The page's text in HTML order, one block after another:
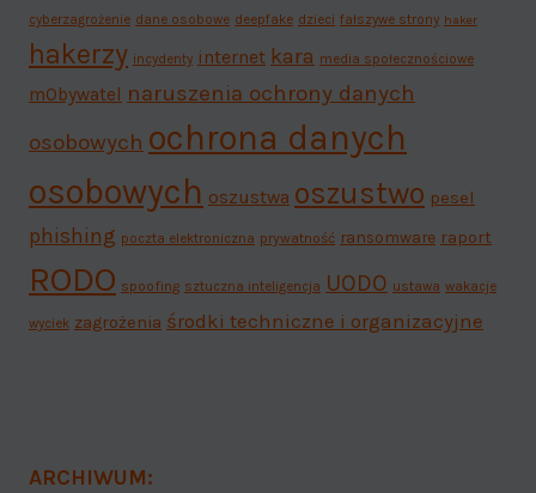
cyberzagrożenie dane osobowe deepfake dzieci fałszywe strony haker
hakerzy incydenty internet kara media społecznościowe
mObywatel
naruszenia ochrony danych
osobowych ochrona danych
osobowych oszustwa oszustwo pesel
phishing poczta elektroniczna prywatność ransomware raport
RODO spoofing sztuczna inteligencja UODO ustawa wakacje
wyciek zagrożenia środki techniczne i organizacyjne
ARCHIWUM: